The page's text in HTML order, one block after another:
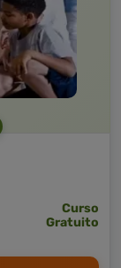
Curso
Gratuito